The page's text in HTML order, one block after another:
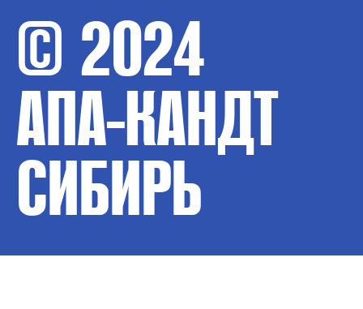
© 2024
АПА-КАНДТ
СИБИРЬ